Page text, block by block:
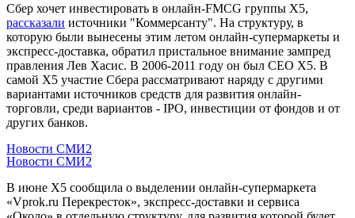
Сбер хочет инвестировать в онлайн-FMCG группы X5,
рассказали источники "Коммерсанту". На структуру, в
которую были вынесены этим летом онлайн-супермаркеты и
экспресс-доставка, обратил пристальное внимание зампред
правления Лев Хасис. В 2006-2011 году он был CEO X5. В
самой X5 участие Сбера рассматривают наряду с другими
вариантами источников средств для развития онлайн-
торговли, среди вариантов - IPO, инвестиции от фондов и от
других банков.
Новости СМИ2
Новости СМИ2
В июне X5 сообщила о выделении онлайн-супермаркета
«Vprok.ru Перекресток», экспресс-доставки и сервиса